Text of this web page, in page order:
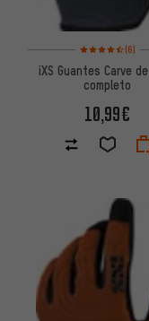
Valoración(6)
iXS Guantes Carve
completo
10,99€